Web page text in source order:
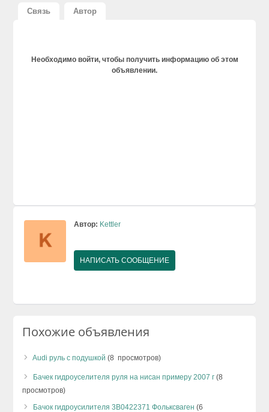
Связь Автор
Необходимо войти, чтобы получить информацию об этом
объявлении.
Автор: Kettler
НАПИСАТЬ СООБЩЕНИЕ
Похожие объявления
Audi руль с подушкой (8 просмотров)
Бачек гидроуселителя руля на нисан примеру 2007 г (8
просмотров)
Бачок гидроусилителя 3B0422371 Фольксваген (6